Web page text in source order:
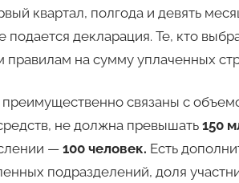
квартал, полгода и девять
подается декларация. Те, кто
на сумму уплаченных
связаны с
не должна превышать150
—100 человек. Есть
подразделений, доля